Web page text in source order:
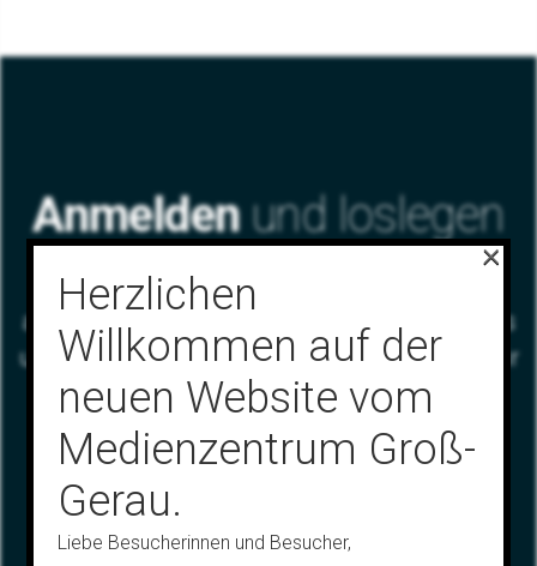
Anmeldenund loslegen
Nutzen Sie unsere große Auswahl an
ausgesuchten didaktischen Medien wie Videos
und dazugehörige Arbeitsblätter für Sie und für
ihre Schülerinnen und Schüler.
Herzlichen
Willkommen auf der
neuen Website vom
Medienzentrum Groß-
Gerau.
Liebe Besucherinnen und Besucher,
×